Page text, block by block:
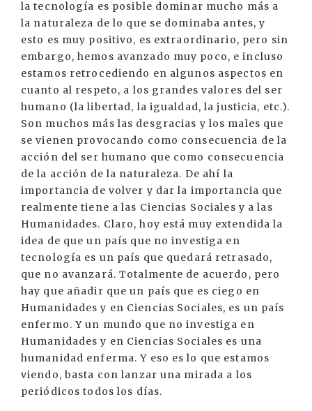
la tecnología es posible dominar mucho más a
la naturaleza de lo que se dominaba antes, y
esto es muy positivo, es extraordinario, pero sin
embargo, hemos avanzado muy poco, e incluso
estamos retrocediendo en algunos aspectos en
cuanto al respeto, a los grandes valores del ser
humano (la libertad, la igualdad, la justicia, etc.).
Son muchos más las desgracias y los males que
se vienen provocando como consecuencia de la
acción del ser humano que como consecuencia
de la acción de la naturaleza. De ahí la
importancia de volver y dar la importancia que
realmente tiene a las Ciencias Sociales y a las
Humanidades. Claro, hoy está muy extendida la
idea de que un país que no investiga en
tecnología es un país que quedará retrasado,
que no avanzará. Totalmente de acuerdo, pero
hay que añadir que un país que es ciego en
Humanidades y en Ciencias Sociales, es un país
enfermo. Y un mundo que no investiga en
Humanidades y en Ciencias Sociales es una
humanidad enferma. Y eso es lo que estamos
viendo, basta con lanzar una mirada a los
periódicos todos los días.